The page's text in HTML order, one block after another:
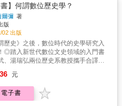
進而介紹數位歷史學的概念，以及概
據時代研究的問題和方法。在閱讀完
將會意識到，我們已經進入人人都可
研究，且每個歷史研究者都可以是數
家的時代。歷史學的數位化浪潮自20
葉起，許多機關團體便有意識將過去
數位化方式保存，舉凡文獻、地圖、
音&hellip;&hellip;都可透過網路或資料
因此，以往藏在故紙堆裡的資料，不
入21世紀後，數位化趨勢更進一步影
研究的方式。比如閱讀史料的方式也
書】何謂數位歷史學？
爾彌 著
版
02 出版
歷史》之後，數位時代的史學研究入
◎踏入新世代數位文史領域的入門書
、湯瑞弘兩位歷史系教授攜手合譯◎
位歷史學的發展問題會是什麼？」、
向後歷史學新形式及其反思」當歷史
位時代，愈來愈多關於過去的資訊可
元
電子書